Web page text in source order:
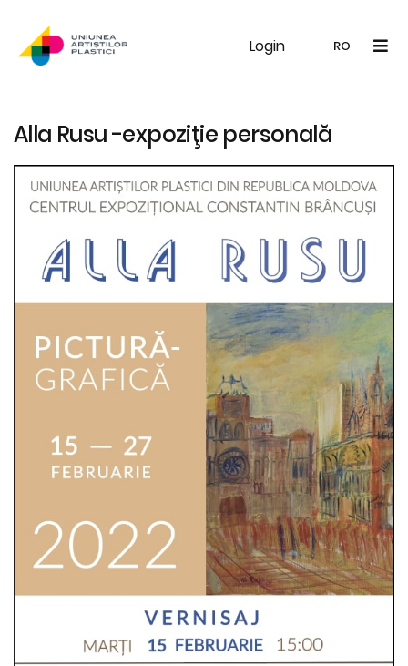
Login RO
UAP Galerie Noutăți
Alla Rusu -expoziţie personală